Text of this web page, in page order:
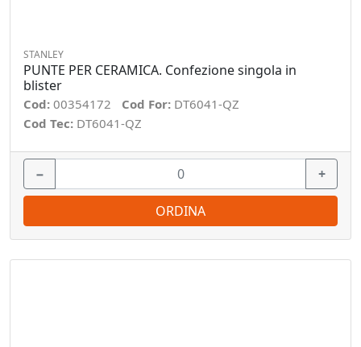
STANLEY
PUNTE PER CERAMICA. Confezione singola in
blister
Cod: 00354172 Cod For: DT6041-QZ
Cod Tec: DT6041-QZ
− +
ORDINA